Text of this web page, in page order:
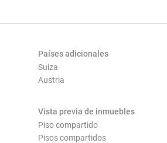
Países adicionales
Suiza
Austria
Vista previa de inmuebles
Piso compartido
Pisos compartidos